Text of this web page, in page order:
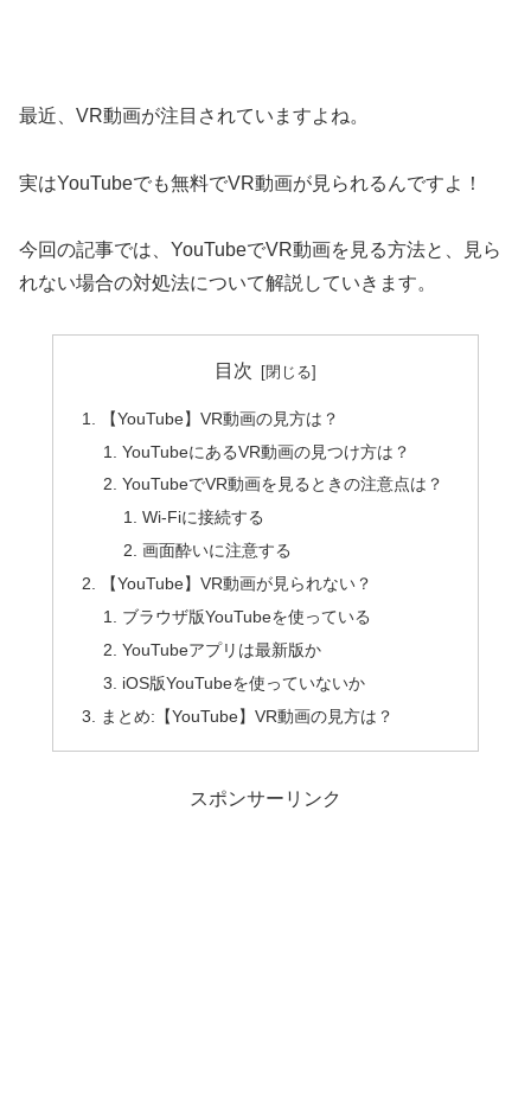
最近、VR動画が注目されていますよね。
実はYouTubeでも無料でVR動画が見られるんですよ！
今回の記事では、YouTubeでVR動画を見る方法と、見ら
れない場合の対処法について解説していきます。
目次
【YouTube】VR動画の見方は？
YouTubeにあるVR動画の見つけ方は？
YouTubeでVR動画を見るときの注意点は？
Wi-Fiに接続する
画面酔いに注意する
【YouTube】VR動画が見られない？
ブラウザ版YouTubeを使っている
YouTubeアプリは最新版か
iOS版YouTubeを使っていないか
まとめ:【YouTube】VR動画の見方は？
スポンサーリンク